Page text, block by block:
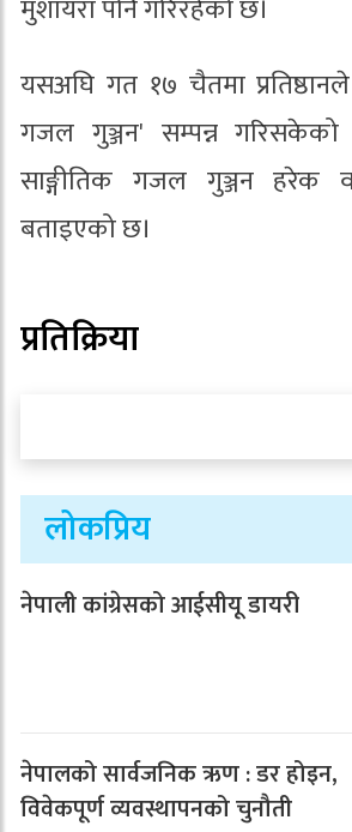
मुशायरा पनि गरिरहेको छ।
यसअघि गत १७ चैतमा
गजल गुञ्जन' सम्पन्न
साङ्गीतिक गजल गुञ्जन हरेक
बताइएको छ।
प्रतिक्रिया
लोकप्रिय
नेपाली कांग्रेसको आईसीयू डायरी
नेपालको सार्वजनिक ऋण : डर होइन,
विवेकपूर्ण व्यवस्थापनको चुनौती